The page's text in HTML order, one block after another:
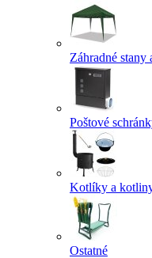
Záhradné stany
Poštové
Kotlíky a
Ostatné